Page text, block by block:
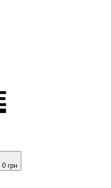
0 грн